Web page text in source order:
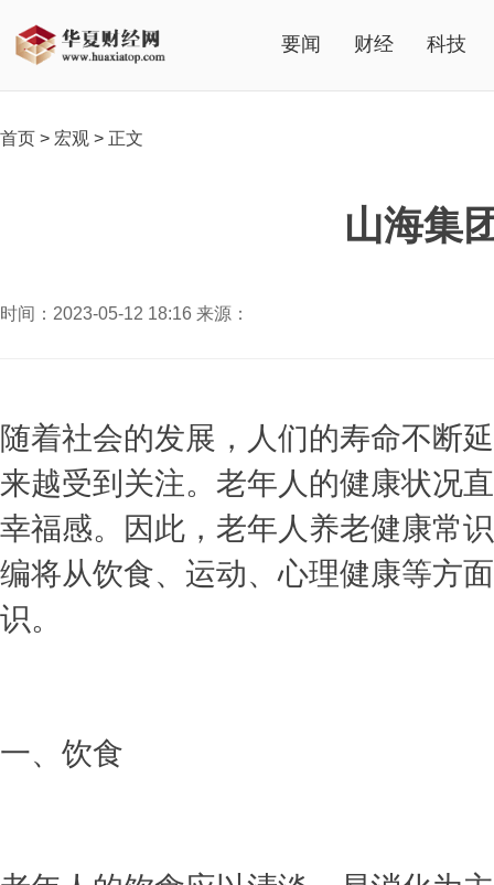
要闻 财经 科技
首页 > 宏观 > 正文
山海集
时间：2023-05-12 18:16 来源：
随着社会的发展，人们的寿命不断
来越受到关注。老年人的健康状况
幸福感。因此，老年人养老健康常
编将从饮食、运动、心理健康等方
识。
一、饮食